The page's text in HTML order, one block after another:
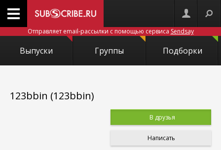
Отправляет email-рассылки с помощью сервиса Sendsay
Выпуски Группы Подборки
123bbin (123bbin)
В друзья
Написать